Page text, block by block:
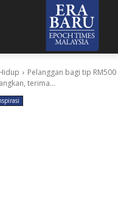
Pelanggan bagi tip
terima...